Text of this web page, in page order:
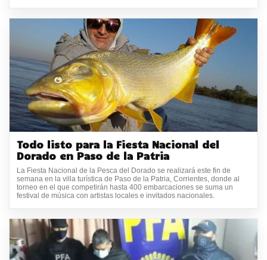
Todo listo para la Fiesta Nacional del
Dorado en Paso de la Patria
La Fiesta Nacional de la Pesca del Dorado se realizará este fin de
semana en la villa turística de Paso de la Patria, Corrientes, donde al
torneo en el que competirán hasta 400 embarcaciones se suma un
festival de música con artistas locales e invitados nacionales.